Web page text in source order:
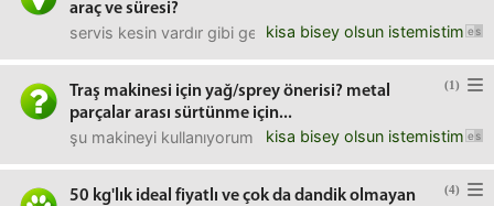
araç ve süresi?
kisa bisey olsun istemistim
servis kesin vardır gibi geliyor bana? bir de ne kadar
(1)
Traş makinesi için yağ/sprey önerisi? metal
parçalar arası sürtünme için...
kisa bisey olsun istemistim
şu makineyi kullanıyorum;https://i.hizliresim.com/
(4)
50 kg'lık ideal fiyatlı ve çok da dandik olmayan